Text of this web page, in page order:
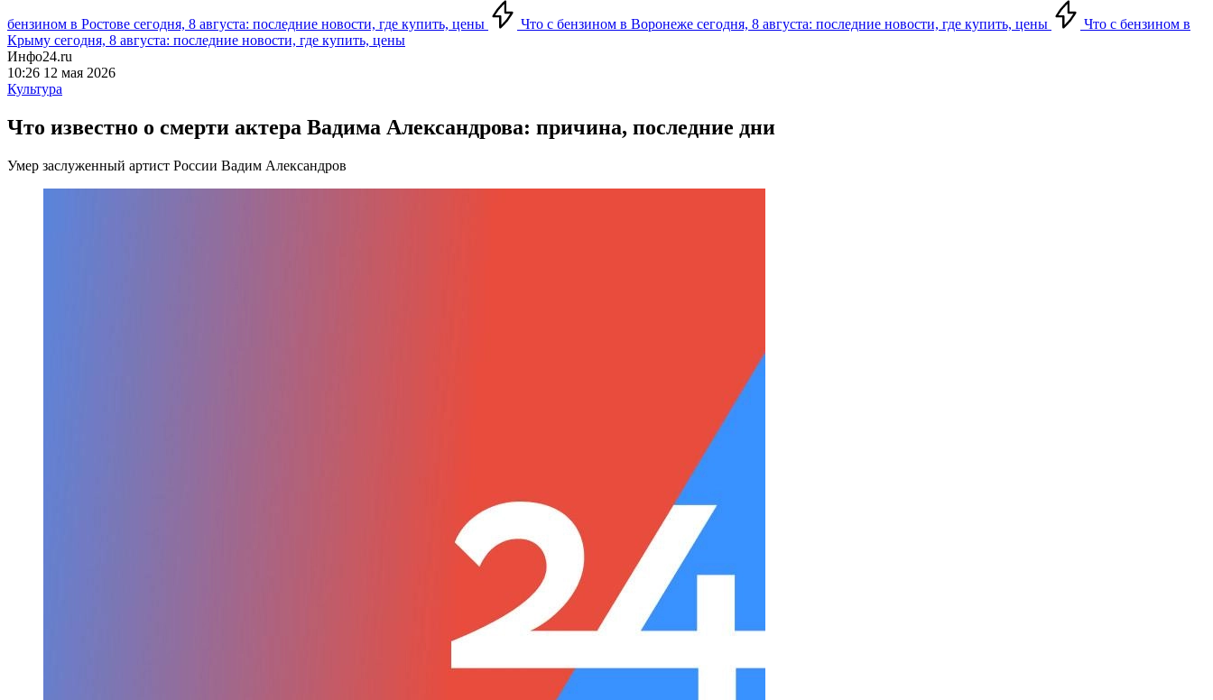
бензином в Ростове сегодня, 8 августа: последние новости, где купить, цены Что с бензином в Воронеже сегодня, 8 августа: последние новости, где купить, цены
Что с бензином в
Крыму сегодня, 8 августа: последние новости, где купить, цены
Инфо24.ru
10:26 12 мая 2026
Культура
Что известно о смерти актера Вадима Александрова: причина, последние дни
Умер заслуженный артист России Вадим Александров